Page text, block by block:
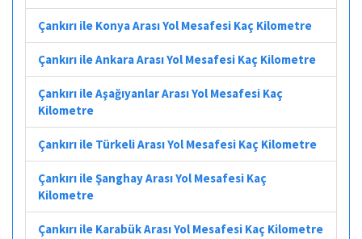
Çankırı ile Konya Arası Yol Mesafesi Kaç Kilometre
Çankırı ile Ankara Arası Yol Mesafesi Kaç Kilometre
Çankırı ile Aşağıyanlar Arası Yol Mesafesi Kaç
Kilometre
Çankırı ile Türkeli Arası Yol Mesafesi Kaç Kilometre
Çankırı ile Şanghay Arası Yol Mesafesi Kaç
Kilometre
Çankırı ile Karabük Arası Yol Mesafesi Kaç Kilometre